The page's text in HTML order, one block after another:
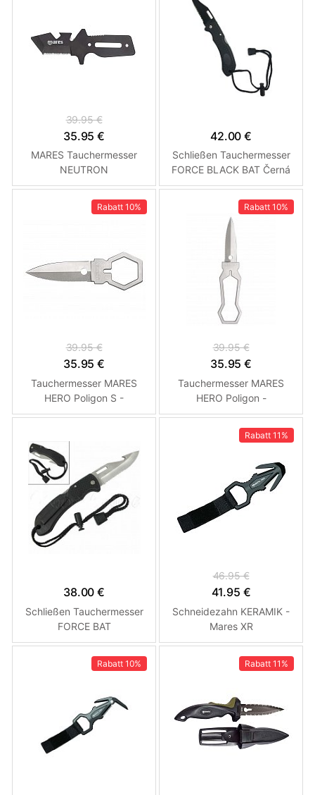
39.95 €
35.95 €
MARES Tauchermesser
NEUTRON
42.00 €
Schließen Tauchermesser
FORCE BLACK BAT Černá
Rabatt 10%
39.95 €
35.95 €
Tauchermesser MARES
HERO Poligon S -
Spearfishing
Rabatt 10%
39.95 €
35.95 €
Tauchermesser MARES
HERO Poligon -
Spearfishing
38.00 €
Schließen Tauchermesser
FORCE BAT
Rabatt 11%
46.95 €
41.95 €
Schneidezahn KERAMIK -
Mares XR
Rabatt 10% Rabatt 11%